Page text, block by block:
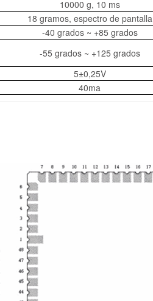
10000 g, 10 ms
18 gramos, espectro de pantalla
-40 grados ~ +85 grados
-55 grados ~ +125 grados
5±0,25V
40ma